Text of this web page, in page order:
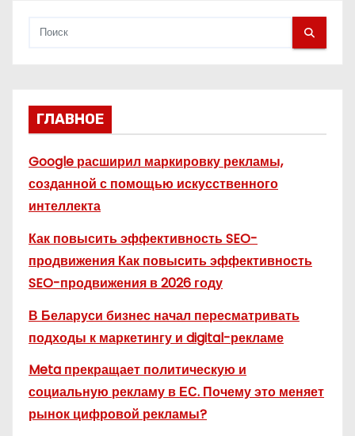
ГЛАВНОЕ
Google расширил маркировку рекламы,
созданной с помощью искусственного
интеллекта
Как повысить эффективность SEO-
продвижения Как повысить эффективность
SEO-продвижения в 2026 году
В Беларуси бизнес начал пересматривать
подходы к маркетингу и digital-рекламе
Meta прекращает политическую и
социальную рекламу в ЕС. Почему это меняет
рынок цифровой рекламы?